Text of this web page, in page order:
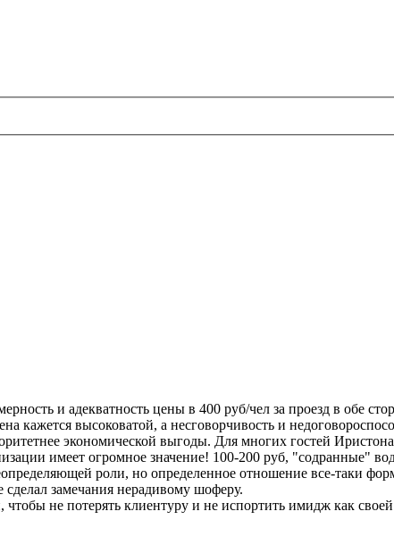
и адекватность цены в 400 руб/чел за проезд в обе
кажется высоковатой, а несговорчивость и
экономической выгоды. Для многих гостей
имеет огромное значение! 100-200 руб, "содранные"
роли, но определенное отношение все-таки
замечания нерадивому шоферу.
не потерять клиентуру и не испортить имидж как